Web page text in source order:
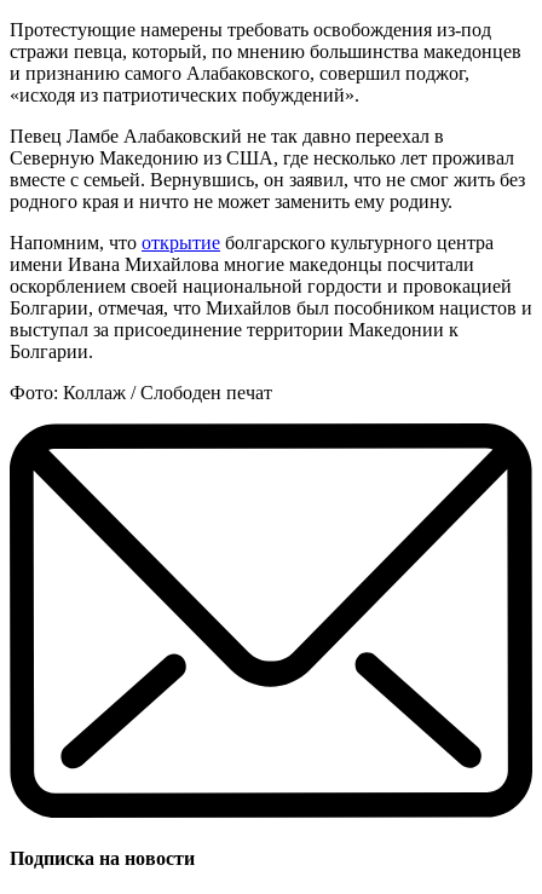
Протестующие намерены требовать освобождения из-под
стражи певца, который, по мнению большинства македонцев
и признанию самого Алабаковского, совершил поджог,
«исходя из патриотических побуждений».
Певец Ламбе Алабаковский не так давно переехал в
Северную Македонию из США, где несколько лет проживал
вместе с семьей. Вернувшись, он заявил, что не смог жить без
родного края и ничто не может заменить ему родину.
Напомним, что открытие болгарского культурного центра
имени Ивана Михайлова многие македонцы посчитали
оскорблением своей национальной гордости и провокацией
Болгарии, отмечая, что Михайлов был пособником нацистов и
выступал за присоединение территории Македонии к
Болгарии.
Фото: Коллаж / Слободен печат
Подписка на новости